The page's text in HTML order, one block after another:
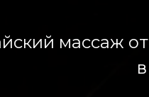
массаж